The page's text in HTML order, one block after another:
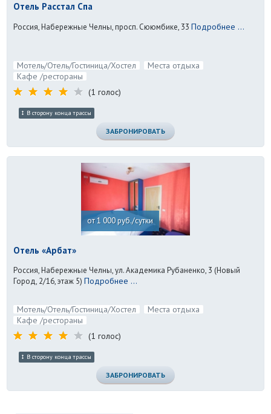
Отель Расстал Спа
Россия, Набережные Челны, просп. Сююмбике, 33 Подробнее ...
Мотель/Отель/Гостиница/Хостел
Места отдыха
Кафе /рестораны
(1 голос)
В сторону конца трассы
ЗАБРОНИРОВАТЬ
от 1 000 руб./сутки
Отель «Арбат»
Россия, Набережные Челны, ул. Академика Рубаненко, 3 (Новый
Город, 2/16, этаж 5) Подробнее ...
Мотель/Отель/Гостиница/Хостел
Места отдыха
Кафе /рестораны
(1 голос)
В сторону конца трассы
ЗАБРОНИРОВАТЬ